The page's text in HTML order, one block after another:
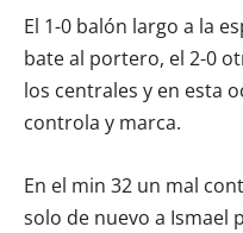
El 1-0 balón largo a la
bate al portero, el 2-0
los centrales y en esta
controla y marca.
En el min 32 un mal
solo de nuevo a Ismael